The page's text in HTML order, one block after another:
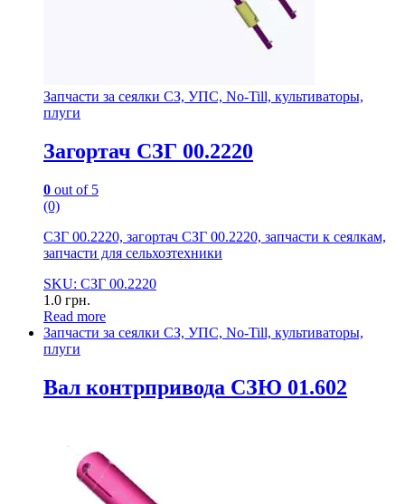
Запчасти за сеялки СЗ, УПС, No-Till, культиваторы,
плуги
Загортач СЗГ 00.2220
0 out of 5
(0)
СЗГ 00.2220, загортач СЗГ 00.2220, запчасти к сеялкам,
запчасти для сельхозтехники
SKU: СЗГ 00.2220
1.0 грн.
Read more
Запчасти за сеялки СЗ, УПС, No-Till, культиваторы,
плуги
Вал контрпривода СЗЮ 01.602